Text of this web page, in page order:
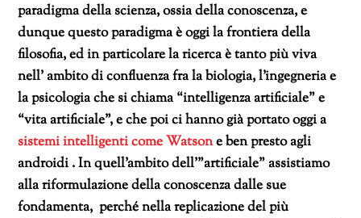
paradigma della scienza, ossia della conoscenza, e
dunque questo paradigma è oggi la frontiera della
filosofia, ed in particolare la ricerca è tanto più viva
nell’ ambito di confluenza fra la biologia, l’ingegneria e
la psicologia che si chiama “intelligenza artificiale” e
“vita artificiale”, e che poi ci hanno già portato oggi a
sistemi intelligenti come Watsone ben presto agli
androidi . In quell’ambito dell'”artificiale” assistiamo
alla riformulazione della conoscenza dalle sue
fondamenta, perché nella replicazione del più